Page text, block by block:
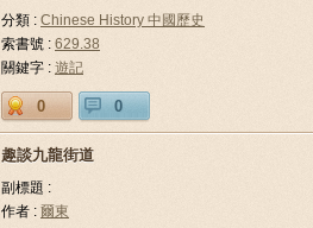
分類 : Chinese History 中國歷史
索書號 : 629.38
關鍵字 : 遊記
0 0
趣談九龍街道
副標題 :
作者 : 爾東